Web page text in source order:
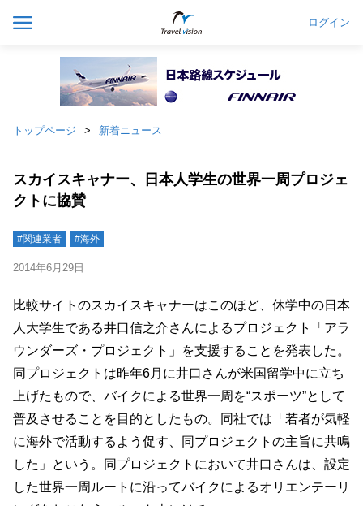
ログイン
トップページ 新着ニュース
スカイスキャナー、日本人学生の世界一周プロジェ
クトに協賛
#関連業者 #海外
2014年6月29日
比較サイトのスカイスキャナーはこのほど、休学中の日本
人大学生である井口信之介さんによるプロジェクト「アラ
ウンダーズ・プロジェクト」を支援することを発表した。
同プロジェクトは昨年6月に井口さんが米国留学中に立ち
上げたもので、バイクによる世界一周を“スポーツ”として
普及させることを目的としたもの。同社では「若者が気軽
に海外で活動するよう促す、同プロジェクトの主旨に共鳴
した」という。同プロジェクトにおいて井口さんは、設定
した世界一周ルートに沿ってバイクによるオリエンテーリ